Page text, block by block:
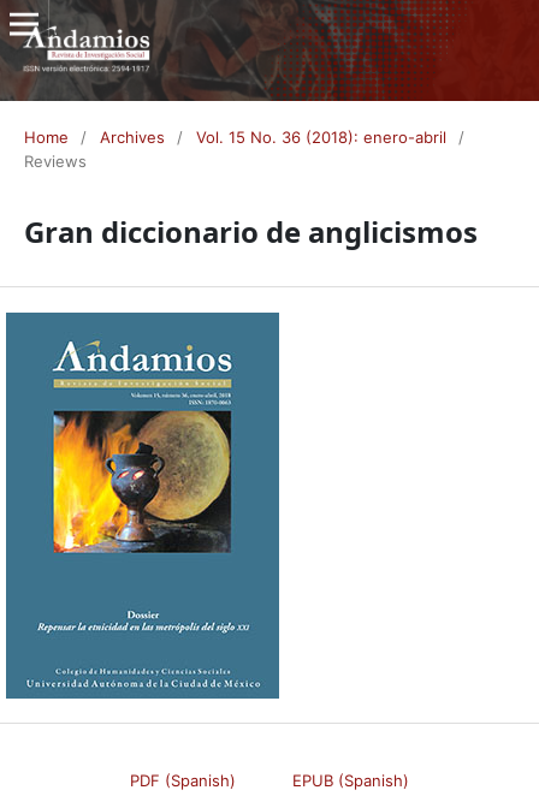
Home / Archives / Vol. 15 No. 36 (2018): enero-abril
/
Reviews
Gran diccionario de anglicismos
PDF (Spanish) EPUB (Spanish)